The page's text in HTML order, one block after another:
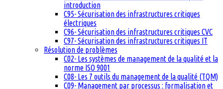
introduction
C95- Sécurisation des infrastructures critiques
électriques
C96- Sécurisation des infrastructures critiques CVC
C97- Sécurisation des infrastructures critiques IT
Résolution de problèmes
C02- Les systèmes de management de la qualité et la
norme ISO 9001
C08- Les 7 outils du management de la qualité (TQM)
C09- Management par processus : formalisation et